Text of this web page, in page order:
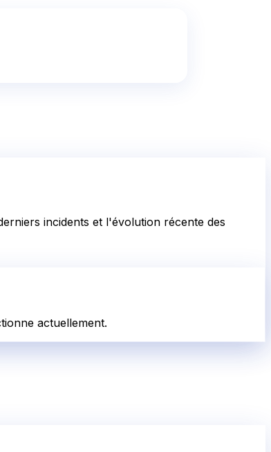
incidents et l'évolution récente des
actuellement.